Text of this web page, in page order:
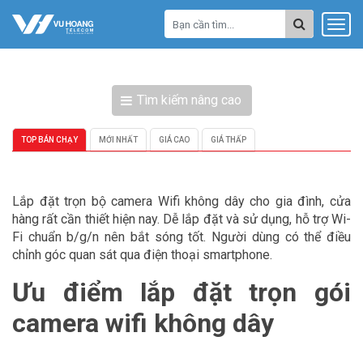
Tìm kiếm nâng cao
TOP BÁN CHẠY MỚI NHẤT GIÁ CAO GIÁ THẤP
Lắp đặt trọn bộ camera Wifi không dây cho gia đình, cửa
hàng rất cần thiết hiện nay. Dễ lắp đặt và sử dụng, hỗ trợ Wi-
Fi chuẩn b/g/n nên bắt sóng tốt. Người dùng có thể điều
chỉnh góc quan sát qua điện thoại smartphone.
Ưu điểm lắp đặt trọn gói
camera wifi không dây